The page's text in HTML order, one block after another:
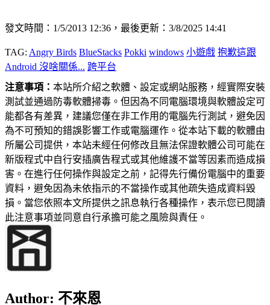
發文時間：1/5/2013 12:36，最後更新：3/8/2025 14:41
TAG: Angry Birds BlueStacks Pokki windows 小遊戲 抱歉這跟
Android 沒啥關係... 跨平台
注意事項： 本站所介紹之軟體、設定或網站服務，經實際安裝
測試並通過防毒軟體掃毒。但因為不同電腦環境與軟體設定可
能都各有差異，建議您僅在非工作用的電腦先行測試，避免因
為不可預知的錯誤影響工作或電腦運作。從本站下載的軟體由
所屬公司提供，本站未經任何修改且無法保證軟體公司可能在
新版程式中自行安插廣告程式或其他維護不當等因素而造成損
害。在進行任何操作與設定之前，記得先行備份電腦中的重要
資料，避免因為未依指示的不當操作或其他疏失造成資料毀
損。當您依照本文所提供之訊息執行各種操作，表示您已閱讀
此注意事項並同意自行承擔可能之風險與責任。
Author: 不來恩